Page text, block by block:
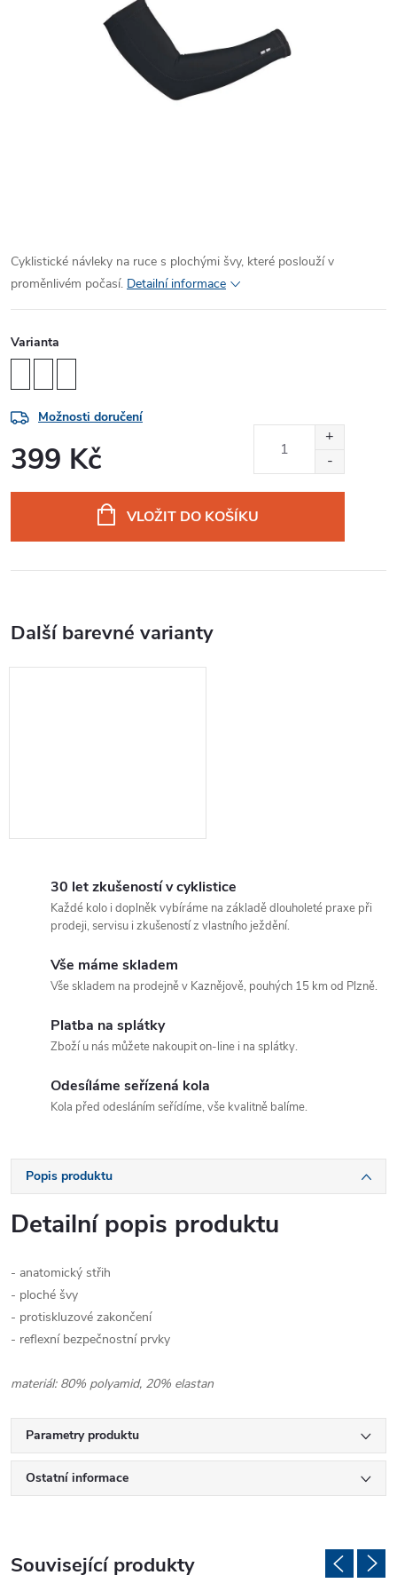
Cyklistické návleky na ruce s plochými švy, které poslouží v
proměnlivém počasí. Detailní informace
Varianta
Možnosti doručení
399 Kč
VLOŽIT DO KOŠÍKU
30 let zkušeností v cyklistice
Každé kolo i doplněk vybíráme na základě dlouholeté praxe při
prodeji, servisu i zkušeností z vlastního ježdění.
Vše máme skladem
Vše skladem na prodejně v Kaznějově, pouhých 15 km od Plzně.
Platba na splátky
Zboží u nás můžete nakoupit on-line i na splátky.
Odesíláme seřízená kola
Kola před odesláním seřídíme, vše kvalitně balíme.
Popis produktu
Detailní popis produktu
- anatomický střih
- ploché švy
- protiskluzové zakončení
- reflexní bezpečnostní prvky
materiál: 80% polyamid, 20% elastan
Parametry produktu
Ostatní informace
Související produkty